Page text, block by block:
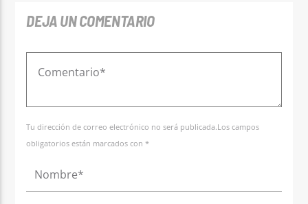
DEJA UN COMENTARIO
Tu dirección de correo electrónico no será publicada.Los campos
obligatorios están marcados con *